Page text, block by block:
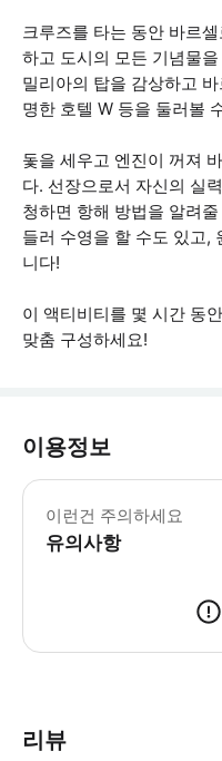
크루즈를 타는 동안 바르
하고 도시의 모든 기념물
밀리아의 탑을 감상하고
명한 호텔 W 등을 둘러볼
돛을 세우고 엔진이 꺼져
다. 선장으로서 자신의 실
청하면 항해 방법을 알려
들러 수영을 할 수도 있고,
니다!
이 액티비티를 몇 시간 동
맞춤 구성하세요!
이용정보
이런건 주의하세요
유의사항
리뷰